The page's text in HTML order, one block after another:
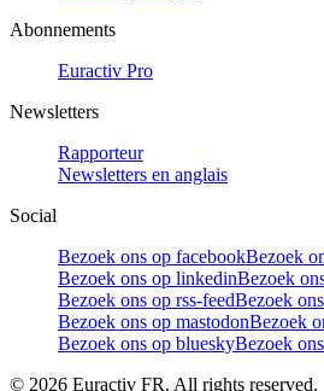
Abonnements
Euractiv Pro
Newsletters
Rapporteur
Newsletters en anglais
Social
Bezoek ons op facebookBezoek
Bezoek ons op linkedinBezoek
Bezoek ons op rss-feedBezoek
Bezoek ons op mastodonBezoek
Bezoek ons op blueskyBezoek
© 2026 Euractiv FR. All rights reserved.